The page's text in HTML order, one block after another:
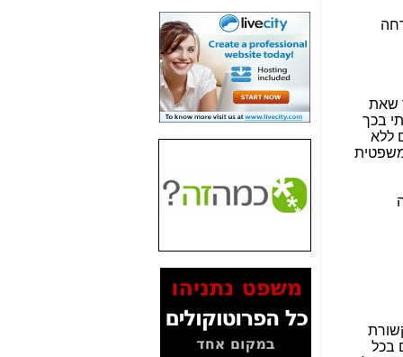
חשיפה: איוב קרא
אישר לקבוצת סלקום
בדיוק מה שביבי אישר
כאן
האם השר איוב קרא
היה צריך בכלל לחתום
על האישור, שנתן
האם ביבי וקרא קבלו
בכלל תמורה עבור
ההטבות הרגולטוריות
המסמכים בנושא בזק-
Yes (תיק 4000)
מוכיחים "תפירת תיק"
לאיש הלא נכון! -כאן
עובדות ומסמכים